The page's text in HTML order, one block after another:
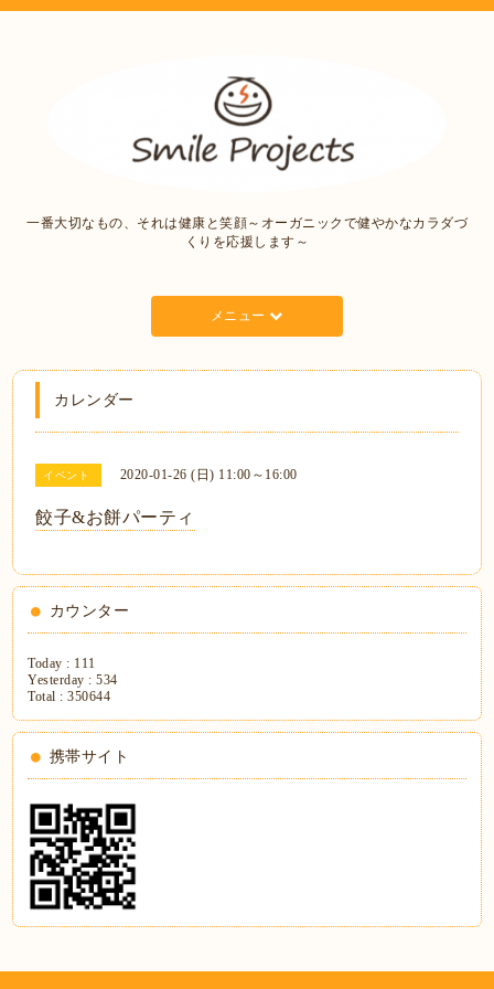
一番大切なもの、それは健康と笑顔～オーガニックで健やかなカラダづ
くりを応援します～
メニュー
カレンダー
イベント 2020-01-26 (日) 11:00～16:00
餃子&お餅パーティ
カウンター
Today : 111
Yesterday :534
Total :350644
携帯サイト